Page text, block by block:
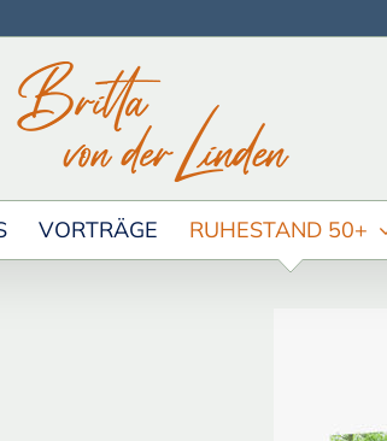
VORTRÄGE RUHESTAND 50+